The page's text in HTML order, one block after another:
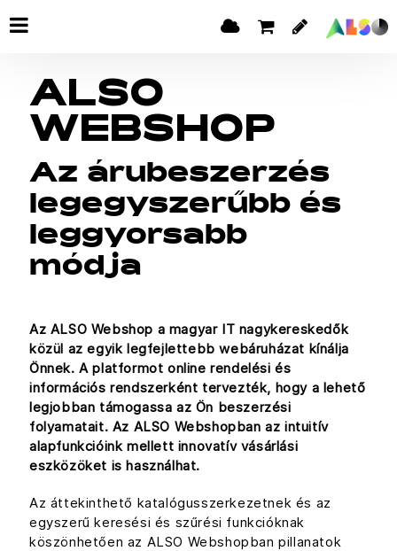
ALSO
WEBSHOP
Az árubeszerzés
legegyszerűbb és
leggyorsabb
módja
Az ALSO Webshop a magyar IT nagykereskedők
közül az egyik legfejlettebb webáruházat kínálja
Önnek. A platformot online rendelési és
információs rendszerként tervezték, hogy a lehető
legjobban támogassa az Ön beszerzési
folyamatait. Az ALSO Webshopban az intuitív
alapfunkcióink mellett innovatív vásárlási
eszközöket is használhat.
Az áttekinthető katalógusszerkezetnek és az
egyszerű keresési és szűrési funkcióknak
köszönhetően az ALSO Webshopban pillanatok